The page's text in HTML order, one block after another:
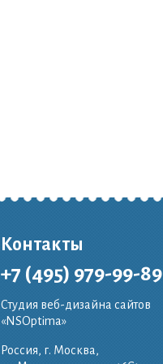
Контакты
+7 (495) 979-99-89
Студия веб-дизайна сайтов
«NSOptima»
Россия, г. Москва,